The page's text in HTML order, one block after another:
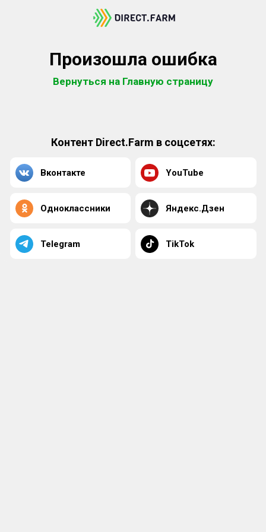
Произошла ошибка
Вернуться на Главную страницу
Контент Direct.Farm в соцсетях:
Вконтакте YouTube
Одноклассники Яндекс.Дзен
Telegram TikTok